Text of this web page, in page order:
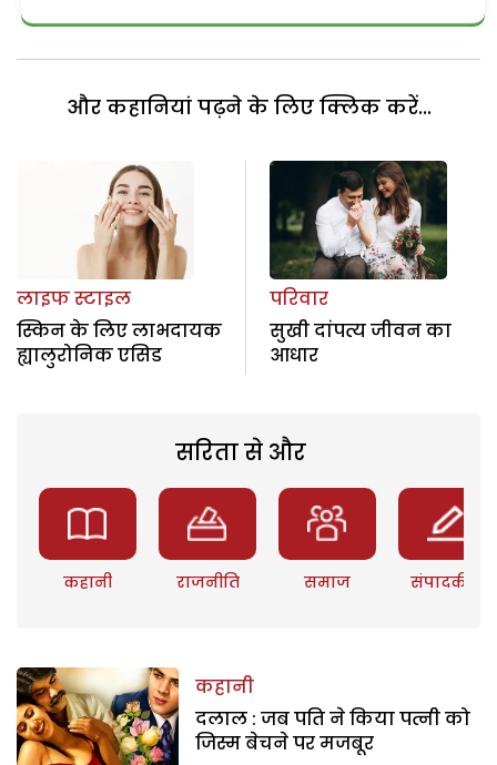
और कहानियां पढ़ने के लिए क्लिक करें...
लाइफ स्टाइल
स्किन के लिए लाभदायक
ह्यालुरोनिक एसिड
परिवार
सुखी दांपत्य जीवन का
आधार
सरिता से और
कहानी राजनीति समाज संपादकीय
कहानी
दलाल : जब पति ने किया पत्नी को
जिस्म बेचने पर मजबूर